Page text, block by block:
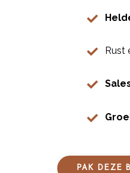
Rust
PAK DEZE